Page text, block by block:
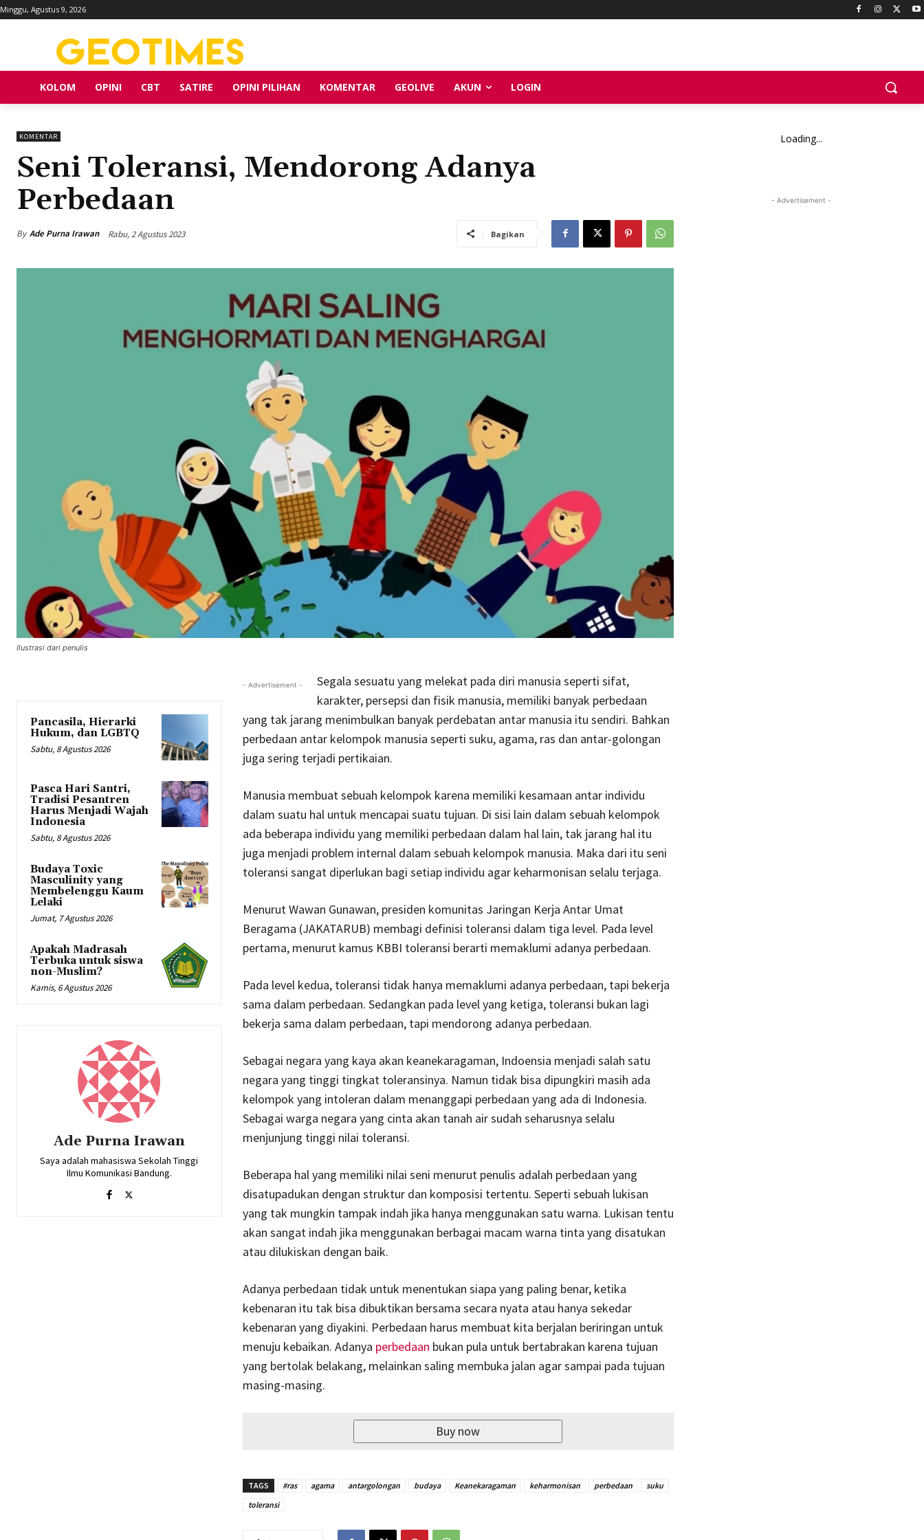
Minggu, Agustus 9, 2026
KOLOM OPINI CBT SATIRE OPINI PILIHAN KOMENTAR GEOLIVE AKUN LOGIN
KOMENTAR
Seni Toleransi, Mendorong Adanya
Perbedaan
By Ade Purna Irawan Rabu, 2 Agustus 2023 Bagikan
Ilustrasi dari penulis
Pancasila, Hierarki
Hukum, dan LGBTQ
Sabtu, 8 Agustus 2026
Pasca Hari Santri,
Tradisi Pesantren
Harus Menjadi Wajah
Indonesia
Sabtu, 8 Agustus 2026
Budaya Toxic
Masculinity yang
Membelenggu Kaum
Lelaki
Jumat, 7 Agustus 2026
Apakah Madrasah
Terbuka untuk siswa
non-Muslim?
Kamis, 6 Agustus 2026
Ade Purna Irawan
Saya adalah mahasiswa Sekolah Tinggi
Ilmu Komunikasi Bandung.
- Advertisement -
Segala sesuatu yang melekat pada diri manusia seperti sifat,
karakter, persepsi dan fisik manusia, memiliki banyak perbedaan
yang tak jarang menimbulkan banyak perdebatan antar manusia itu sendiri. Bahkan
perbedaan antar kelompok manusia seperti suku, agama, ras dan antar-golongan
juga sering terjadi pertikaian.
Manusia membuat sebuah kelompok karena memiliki kesamaan antar individu
dalam suatu hal untuk mencapai suatu tujuan. Di sisi lain dalam sebuah kelompok
ada beberapa individu yang memiliki perbedaan dalam hal lain, tak jarang hal itu
juga menjadi problem internal dalam sebuah kelompok manusia. Maka dari itu seni
toleransi sangat diperlukan bagi setiap individu agar keharmonisan selalu terjaga.
Menurut Wawan Gunawan, presiden komunitas Jaringan Kerja Antar Umat
Beragama (JAKATARUB) membagi definisi toleransi dalam tiga level. Pada level
pertama, menurut kamus KBBI toleransi berarti memaklumi adanya perbedaan.
Pada level kedua, toleransi tidak hanya memaklumi adanya perbedaan, tapi bekerja
sama dalam perbedaan. Sedangkan pada level yang ketiga, toleransi bukan lagi
bekerja sama dalam perbedaan, tapi mendorong adanya perbedaan.
Sebagai negara yang kaya akan keanekaragaman, Indoensia menjadi salah satu
negara yang tinggi tingkat toleransinya. Namun tidak bisa dipungkiri masih ada
kelompok yang intoleran dalam menanggapi perbedaan yang ada di Indonesia.
Sebagai warga negara yang cinta akan tanah air sudah seharusnya selalu
menjunjung tinggi nilai toleransi.
Beberapa hal yang memiliki nilai seni menurut penulis adalah perbedaan yang
disatupadukan dengan struktur dan komposisi tertentu. Seperti sebuah lukisan
yang tak mungkin tampak indah jika hanya menggunakan satu warna. Lukisan tentu
akan sangat indah jika menggunakan berbagai macam warna tinta yang disatukan
atau dilukiskan dengan baik.
Adanya perbedaan tidak untuk menentukan siapa yang paling benar, ketika
kebenaran itu tak bisa dibuktikan bersama secara nyata atau hanya sekedar
kebenaran yang diyakini. Perbedaan harus membuat kita berjalan beriringan untuk
menuju kebaikan. Adanya perbedaan bukan pula untuk bertabrakan karena tujuan
yang bertolak belakang, melainkan saling membuka jalan agar sampai pada tujuan
masing-masing.
Buy now
TAGS #ras agama antargolongan budaya Keanekaragaman keharmonisan perbedaan
suku
toleransi
Loading...
- Advertisement -